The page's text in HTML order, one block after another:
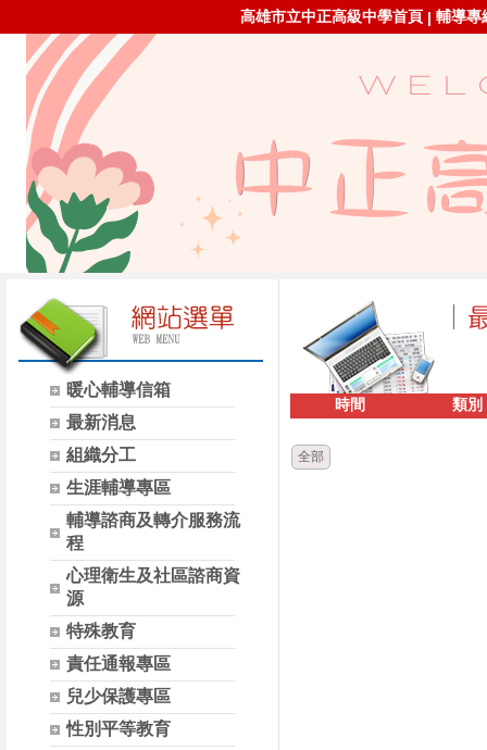
高雄市立中正高級中學首頁 | 輔導專
暖心輔導信箱
最新消息
組織分工
生涯輔導專區
輔導諮商及轉介服務流
程
心理衛生及社區諮商資
源
特殊教育
責任通報專區
兒少保護專區
性別平等教育
時間 類別
全部